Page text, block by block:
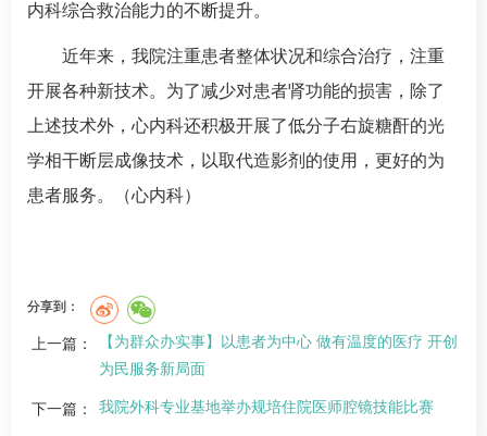
内科综合救治能力的不断提升。
近年来，我院注重患者整体状况和综合治疗，注重
开展各种新技术。为了减少对患者肾功能的损害，除了
上述技术外，心内科还积极开展了低分子右旋糖酐的光
学相干断层成像技术，以取代造影剂的使用，更好的为
患者服务。
（心内科）
分享到：
上一篇：
【为群众办实事】以患者为中心 做有温度的医疗 开创
为民服务新局面
下一篇： 我院外科专业基地举办规培住院医师腔镜技能比赛